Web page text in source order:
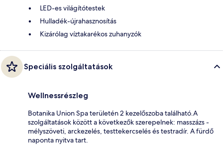
LED-es világítótestek
Hulladék-újrahasznosítás
Kizárólag víztakarékos zuhanyzók
Speciális szolgáltatások
Wellnessrészleg
Botanika Union Spa területén 2 kezelőszoba található.A
szolgáltatások között a következők szerepelnek: masszázs -
mélyszöveti, arckezelés, testtekercselés és testradír. A fürdő
naponta nyitva tart.